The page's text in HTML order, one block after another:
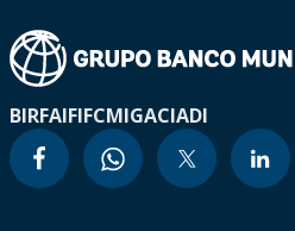
BIRFAIFIFCMIGACIADI